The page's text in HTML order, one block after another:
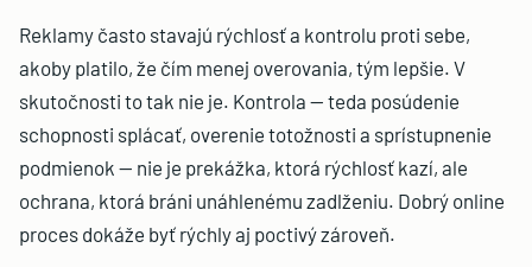
Reklamy často stavajú rýchlosť a kontrolu proti sebe,
akoby platilo, že čím menej overovania, tým lepšie. V
skutočnosti to tak nie je. Kontrola — teda posúdenie
schopnosti splácať, overenie totožnosti a sprístupnenie
podmienok — nie je prekážka, ktorá rýchlosť kazí, ale
ochrana, ktorá bráni unáhlenému zadlženiu. Dobrý online
proces dokáže byť rýchly aj poctivý zároveň.